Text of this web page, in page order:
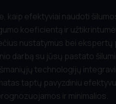
kaip efektyviai naudoti
koeficientą ir
nustatymus bei
darbą su jūsų pastato
technologijų
taptų pavyzdiniu
ir minimalios.